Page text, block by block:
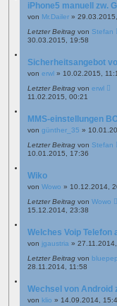
iPhone5 manuell zw.
von Mr.Dailer »
Letzter Beitrag von Stefan
30.03.2015, 19:58
Sicherheitsangebot
von erwl » 10.02.2015,
Letzter Beitrag von erwl
11.02.2015, 00:21
MMS-einstellungen
von günther_35 »
Letzter Beitrag von Stefan
10.01.2015, 17:36
Wiko
von Wowo » 10.12.2014,
Letzter Beitrag von Wowo
15.12.2014, 23:38
Welches Voip Telefon
von jgaustria »
Letzter Beitrag von
28.11.2014, 11:58
Wechsel von Android
von klio » 14.09.2014,